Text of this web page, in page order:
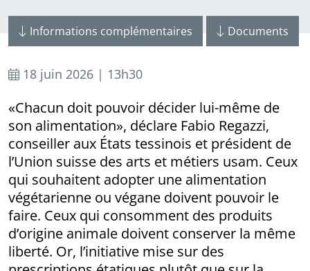
Informations complémentaires Documents
18 juin 2026 | 13h30
«Chacun doit pouvoir décider lui-même de
son alimentation», déclare Fabio Regazzi,
conseiller aux États tessinois et président de
l’Union suisse des arts et métiers usam. Ceux
qui souhaitent adopter une alimentation
végétarienne ou végane doivent pouvoir le
faire. Ceux qui consomment des produits
d’origine animale doivent conserver la même
liberté. Or, l’initiative mise sur des